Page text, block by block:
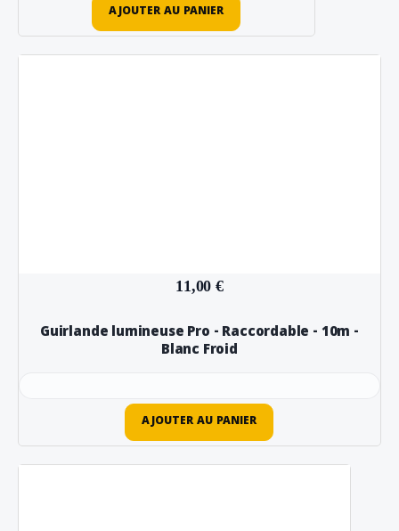
AJOUTER AU PANIER
11,00 €
Guirlande lumineuse Pro - Raccordable - 10m -
Blanc Froid
AJOUTER AU PANIER